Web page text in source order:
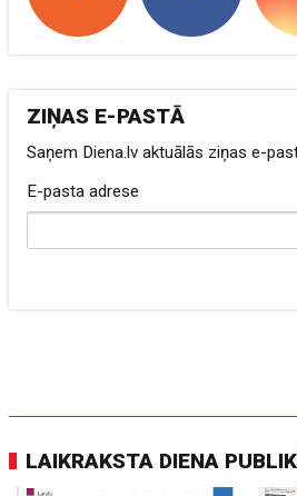
ZIŅAS E-PASTĀ
Saņem Diena.lv aktuālās ziņas e-
E-pasta adrese
LAIKRAKSTA DIENA